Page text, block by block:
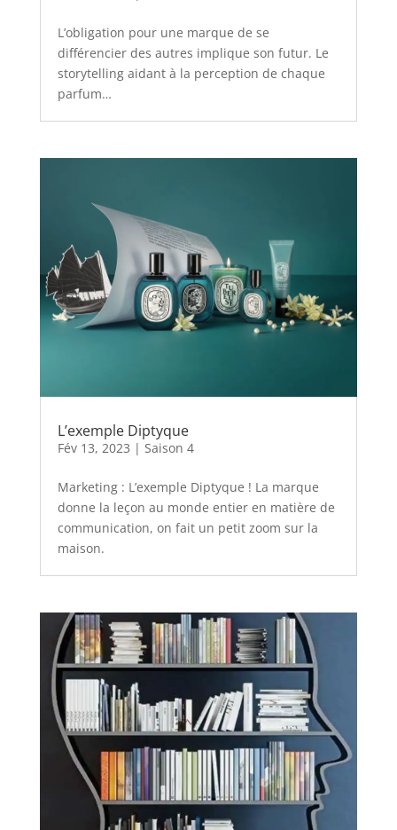
L’obligation pour une marque de se
différencier des autres implique son futur. Le
storytelling aidant à la perception de chaque
parfum…
L’exemple Diptyque
Fév 13, 2023 | Saison 4
Marketing : L’exemple Diptyque ! La marque
donne la leçon au monde entier en matière de
communication, on fait un petit zoom sur la
maison.